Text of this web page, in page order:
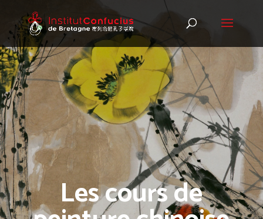
Les cours de